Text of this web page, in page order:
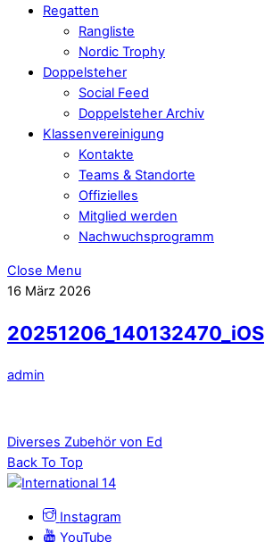
Regatten
Rangliste
Nordic Trophy
Doppelsteher
Social Feed
Doppelsteher Archiv
Klassenvereinigung
Kontakte
Teams & Standorte
Offizielles
Mitglied werden
Nachwuchsprogramm
Close Menu
16 März 2026
20251206_140132470_iOS
admin
Diverses Zubehör von Ed
Back To Top
Instagram
YouTube